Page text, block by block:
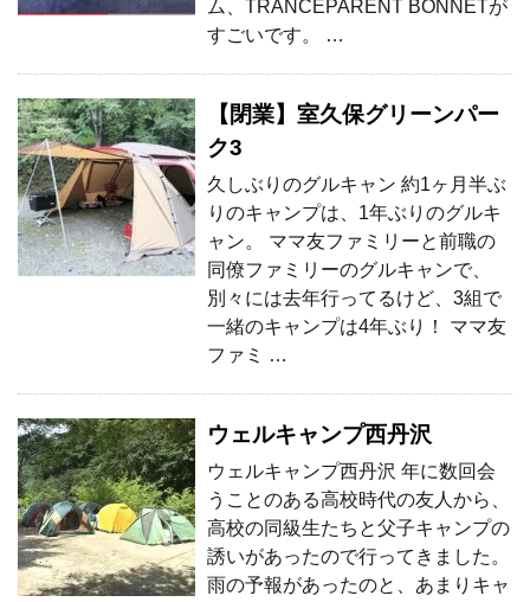
ム、TRANCEPARENT BONNETが
すごいです。 …
【閉業】室久保グリーンパー
ク3
久しぶりのグルキャン 約1ヶ月半ぶ
りのキャンプは、1年ぶりのグルキ
ャン。 ママ友ファミリーと前職の
同僚ファミリーのグルキャンで、
別々には去年行ってるけど、3組で
一緒のキャンプは4年ぶり！ ママ友
ファミ …
ウェルキャンプ西丹沢
ウェルキャンプ西丹沢 年に数回会
うことのある高校時代の友人から、
高校の同級生たちと父子キャンプの
誘いがあったので行ってきました。
雨の予報があったのと、あまりキャ